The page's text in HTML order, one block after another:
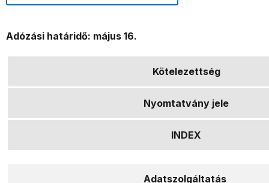
Adózási határidő: május 16.
Kötelezettség
Nyomtatvány jele
INDEX
Adatszolgáltatás